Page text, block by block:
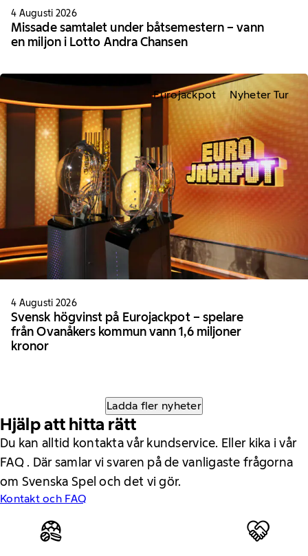
4 Augusti 2026
Missade samtalet under båtsemestern – vann
en miljon i Lotto Andra Chansen
Eurojackpot Nyheter Tur
4 Augusti 2026
Svensk högvinst på Eurojackpot – spelare
från Ovanåkers kommun vann 1,6 miljoner
kronor
Ladda fler nyheter
Hjälp att hitta rätt
Du kan alltid kontakta vår kundservice. Eller kika i vår
FAQ . Där samlar vi svaren på de vanligaste frågorna
om Svenska Spel och det vi gör.
Kontakt och FAQ